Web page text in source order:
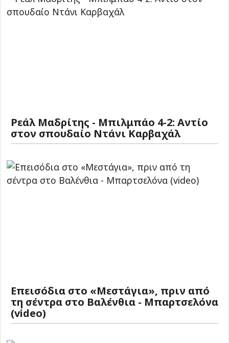
Ρεάλ Μαδρίτης - Μπιλμπάο 4-2: Αντίο
στον σπουδαίο Ντάνι Καρβαχάλ
Επεισόδια στο «Μεστάγια», πριν από
τη σέντρα στο Βαλένθια - Μπαρτσελόνα
(video)